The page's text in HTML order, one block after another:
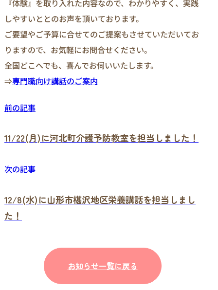
『体験』を取り入れた内容なので、わかりやすく、実践
しやすいととのお声を頂いております。
ご要望やご予算に合せてのご提案もさせていただいてお
りますので、お気軽にお問合せください。
全国どこへでも、喜んでお伺いいたします。
⇒専門職向け講話のご案内
前の記事
11/22(月)に河北町介護予防教室を担当しました！
次の記事
12/8(水)に山形市椹沢地区栄養講話を担当しまし
た！
お知らせ一覧に戻る